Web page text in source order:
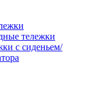
тележки
с сиденьем/